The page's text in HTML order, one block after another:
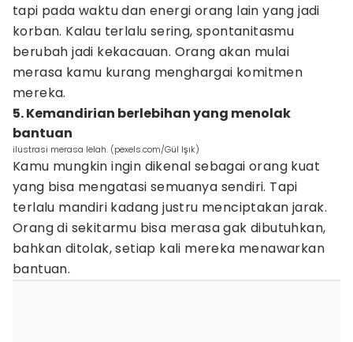
tapi pada waktu dan energi orang lain yang jadi
korban. Kalau terlalu sering, spontanitasmu
berubah jadi kekacauan. Orang akan mulai
merasa kamu kurang menghargai komitmen
mereka.
5. Kemandirian berlebihan yang menolak
bantuan
ilustrasi merasa lelah. (pexels.com/Gül Işık)
Kamu mungkin ingin dikenal sebagai orang kuat
yang bisa mengatasi semuanya sendiri. Tapi
terlalu mandiri kadang justru menciptakan jarak.
Orang di sekitarmu bisa merasa gak dibutuhkan,
bahkan ditolak, setiap kali mereka menawarkan
bantuan.